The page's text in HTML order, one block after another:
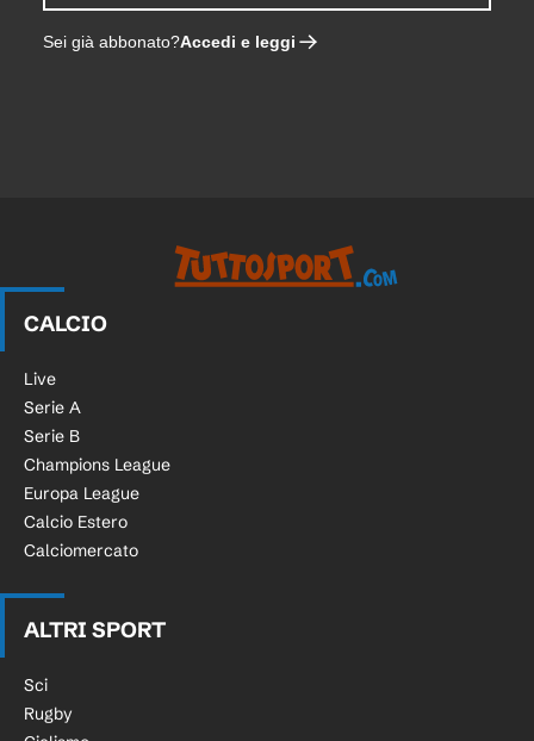
Sei già abbonato?Accedi e leggi
CALCIO
Live
Serie A
Serie B
Champions League
Europa League
Calcio Estero
Calciomercato
ALTRI SPORT
Sci
Rugby